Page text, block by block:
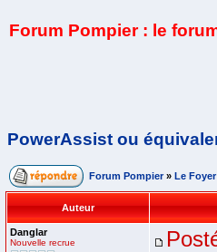
Forum Pompier : le
PowerAssist ou
Forum Pompier » Le
Auteur
Danglar
Nouvelle recrue